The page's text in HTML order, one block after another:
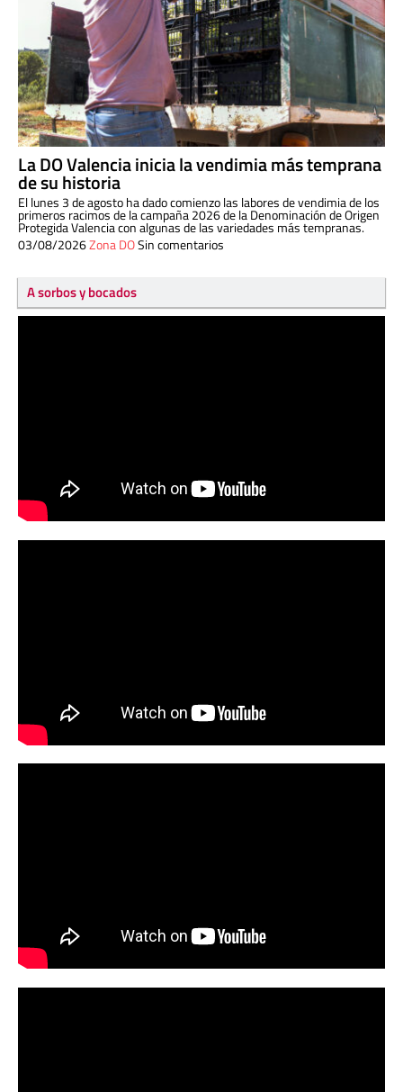
La DO Valencia inicia la vendimia más temprana
de su historia
El lunes 3 de agosto ha dado comienzo las labores de vendimia de los
primeros racimos de la campaña 2026 de la Denominación de Origen
Protegida Valencia con algunas de las variedades más tempranas.
03/08/2026Zona DOSin comentarios
A sorbos y bocados